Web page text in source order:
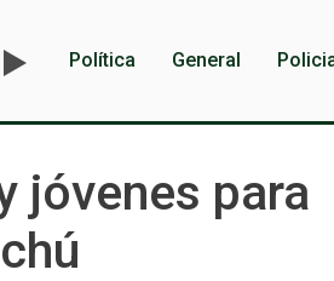
Política General
jóvenes para